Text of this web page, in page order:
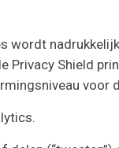
Shield
voor